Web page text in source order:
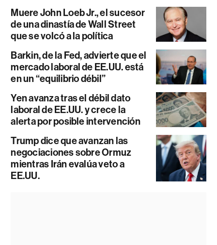
Muere John Loeb Jr., el sucesor
de una dinastía de Wall Street
que se volcó a la política
Barkin, de la Fed, advierte que el
mercado laboral de EE.UU. está
en un “equilibrio débil”
Yen avanza tras el débil dato
laboral de EE.UU. y crece la
alerta por posible intervención
Trump dice que avanzan las
negociaciones sobre Ormuz
mientras Irán evalúa veto a
EE.UU.